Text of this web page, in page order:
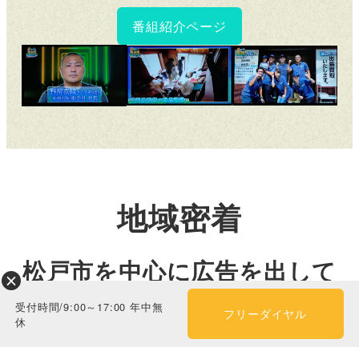
番組紹介ページ
地域密着
松戸市を中心に広告を出して
います！
受付時間/9:00～17:00 年中無
休
フリーダイヤル